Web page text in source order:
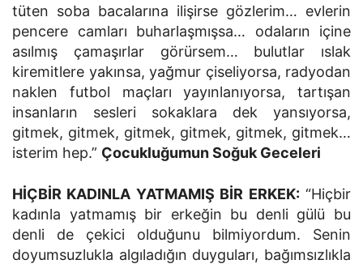
tüten soba bacalarına ilişirse gözlerim… evlerin
pencere camları buharlaşmışsa… odaların içine
asılmış çamaşırlar görürsem… bulutlar ıslak
kiremitlere yakınsa, yağmur çiseliyorsa, radyodan
naklen futbol maçları yayınlanıyorsa, tartışan
insanların sesleri sokaklara dek yansıyorsa,
gitmek, gitmek, gitmek, gitmek, gitmek, gitmek…
isterim hep.” Çocukluğumun Soğuk Geceleri
HİÇBİR KADINLA YATMAMIŞ BİR ERKEK: “Hiçbir
kadınla yatmamış bir erkeğin bu denli gülü bu
denli de çekici olduğunu bilmiyordum. Senin
doyumsuzlukla algıladığın duyguları, bağımsızlıkla